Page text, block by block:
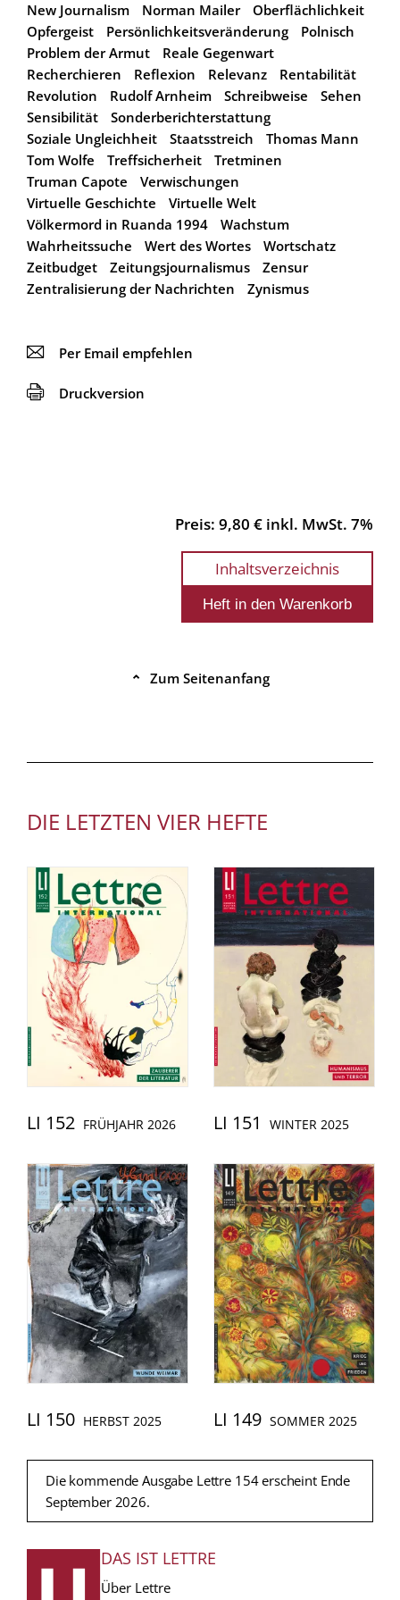
New Journalism
Norman Mailer
Oberflächlichkeit
Opfergeist
Persönlichkeitsveränderung
Polnisch
Problem der Armut
Reale Gegenwart
Recherchieren
Reflexion Relevanz
Rentabilität
Revolution
Rudolf Arnheim Schreibweise
Sehen
Sensibilität
Sonderberichterstattung
Soziale Ungleichheit
Staatsstreich
Thomas Mann
Tom Wolfe
Treffsicherheit
Tretminen
Truman Capote
Verwischungen
Virtuelle Geschichte
Virtuelle Welt
Völkermord in Ruanda 1994
Wachstum
Wahrheitssuche
Wert des Wortes
Wortschatz
Zeitbudget
Zeitungsjournalismus
Zensur
Zentralisierung der Nachrichten
Zynismus
📧 Per Email empfehlen
🖨 Druckversion
Preis: 9,80 € inkl. MwSt. 7%
Inhaltsverzeichnis
⌃ Zum Seitenanfang
DIE LETZTEN VIER HEFTE
LI 152 FRÜHJAHR 2026 LI 151 WINTER 2025
LI 150 HERBST 2025 LI 149 SOMMER 2025
Die kommende Ausgabe Lettre 154 erscheint Ende
September 2026.
FUSSZEILE
DAS IST LETTRE
Über Lettre